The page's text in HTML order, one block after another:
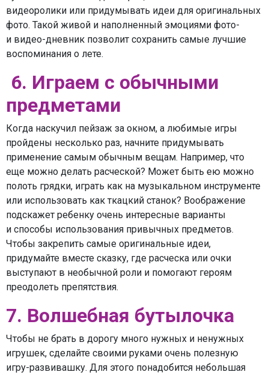
видеоролики или придумывать идеи для оригинальных
фото. Такой живой и наполненный эмоциями фото-
и видео-дневник позволит сохранить самые лучшие
воспоминания о лете.
6. Играем с обычными
предметами
Когда наскучил пейзаж за окном, а любимые игры
пройдены несколько раз, начните придумывать
применение самым обычным вещам. Например, что
еще можно делать расческой? Может быть ею можно
полоть грядки, играть как на музыкальном инструменте
или использовать как ткацкий станок? Воображение
подскажет ребенку очень интересные варианты
и способы использования привычных предметов.
Чтобы закрепить самые оригинальные идеи,
придумайте вместе сказку, где расческа или очки
выступают в необычной роли и помогают героям
преодолеть препятствия.
7. Волшебная бутылочка
Чтобы не брать в дорогу много нужных и ненужных
игрушек, сделайте своими руками очень полезную
игру-развивашку. Для этого понадобится небольшая